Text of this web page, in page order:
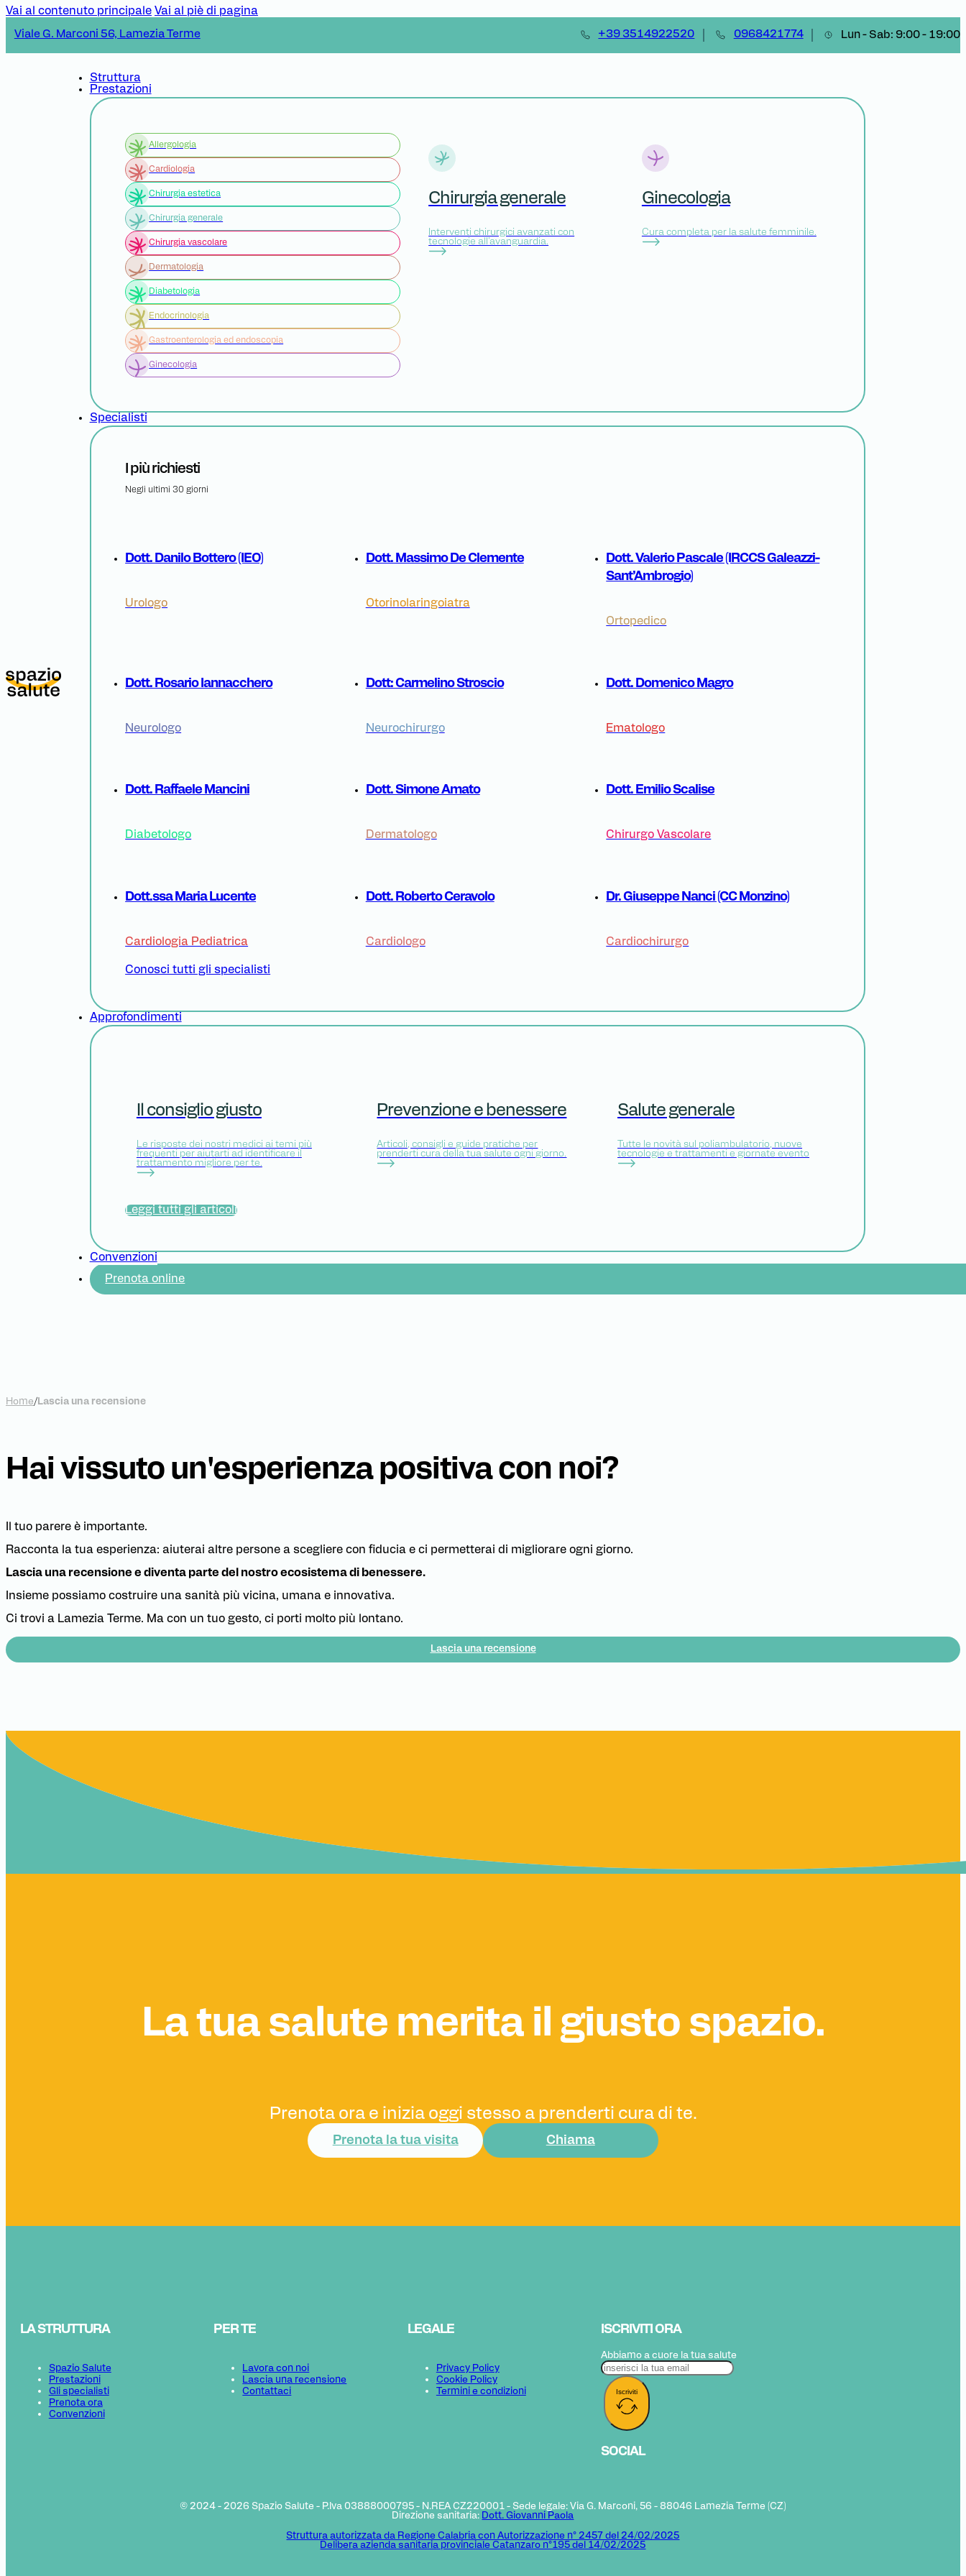
Vai al contenuto principale Vai al piè di pagina
Viale G. Marconi 56, Lamezia Terme
+39 3514922520 0968421774 Lun - Sab: 9:00 - 19:00
Struttura
Prestazioni
Allergologia
Cardiologia
Chirurgia estetica
Chirurgia generale
Chirurgia vascolare
Dermatologia
Diabetologia
Endocrinologia
Gastroenterologia ed endoscopia
Ginecologia
Chirurgia generale
Interventi chirurgici avanzati con
tecnologie all'avanguardia.
Ginecologia
Cura completa per la salute femminile.
Specialisti
I più richiesti
Negli ultimi 30 giorni
Dott. Danilo Bottero (IEO)
Urologo
Dott. Massimo De Clemente
Otorinolaringoiatra
Dott. Valerio Pascale (IRCCS Galeazzi-
Sant’Ambrogio)
Ortopedico
Dott. Rosario Iannacchero
Neurologo
Dott: Carmelino Stroscio
Neurochirurgo
Dott. Domenico Magro
Ematologo
Dott. Raffaele Mancini
Diabetologo
Dott. Simone Amato
Dermatologo
Dott. Emilio Scalise
Chirurgo Vascolare
Dott.ssa Maria Lucente
Cardiologia Pediatrica
Dott. Roberto Ceravolo
Cardiologo
Dr. Giuseppe Nanci (CC Monzino)
Cardiochirurgo
Conosci tutti gli specialisti
Approfondimenti
Il consiglio giusto
Le risposte dei nostri medici ai temi più
frequenti per aiutarti ad identificare il
trattamento migliore per te.
Prevenzione e benessere
Articoli, consigli e guide pratiche per
prenderti cura della tua salute ogni giorno.
Salute generale
Tutte le novità sul poliambulatorio, nuove
tecnologie e trattamenti e giornate evento
Leggi tutti gli articoli
Convenzioni
Prenota online
Home/ Lascia una recensione
Hai vissuto un'esperienza positiva con noi?
Il tuo parere è importante.
Racconta la tua esperienza: aiuterai altre persone a scegliere con fiducia e ci permetterai di migliorare ogni giorno.
Lascia una recensione e diventa parte del nostro ecosistema di benessere.
Insieme possiamo costruire una sanità più vicina, umana e innovativa.
Ci trovi a Lamezia Terme. Ma con un tuo gesto, ci porti molto più lontano.
Lascia una recensione
La tua salute merita il giusto spazio.
Prenota ora e inizia oggi stesso a prenderti cura di te.
Prenota la tua visita Chiama
LA STRUTTURA
Spazio Salute
Prestazioni
Gli specialisti
Prenota ora
Convenzioni
PER TE
Lavora con noi
Lascia una recensione
Contattaci
LEGALE
Privacy Policy
Cookie Policy
Termini e condizioni
ISCRIVITI ORA
Abbiamo a cuore la tua salute
Iscriviti
SOCIAL
© 2024 - 2026 Spazio Salute - P.Iva 03888000795 - N.REA CZ220001 - Sede legale: Via G. Marconi, 56 - 88046 Lamezia Terme (CZ)
Direzione sanitaria: Dott. Giovanni Paola
Struttura autorizzata da Regione Calabria con Autorizzazione n° 2457 del 24/02/2025
Delibera azienda sanitaria provinciale Catanzaro n°195 del 14/02/2025